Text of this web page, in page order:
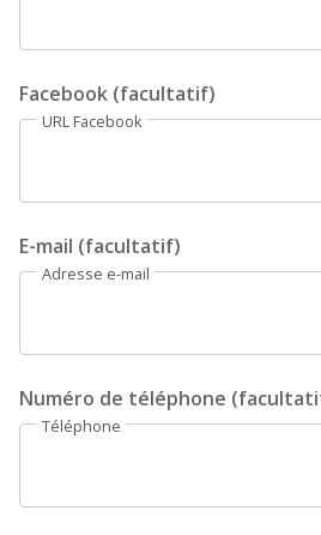
Facebook (facultatif)
URL Facebook
E-mail (facultatif)
Adresse e-mail
Numéro de téléphone
Téléphone